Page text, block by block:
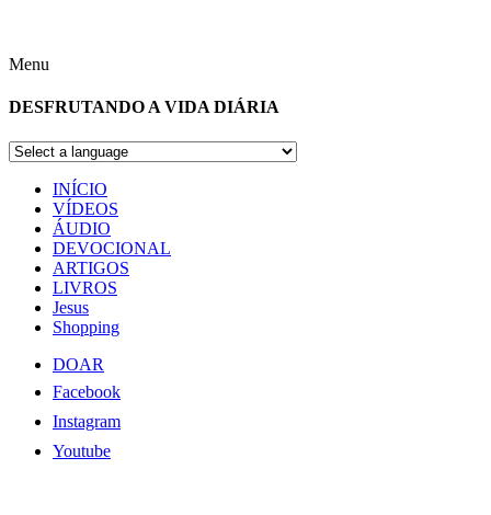
Menu
DESFRUTANDO A VIDA DIÁRIA
INÍCIO
VÍDEOS
ÁUDIO
DEVOCIONAL
ARTIGOS
LIVROS
Jesus
Shopping
DOAR
Facebook
Instagram
Youtube